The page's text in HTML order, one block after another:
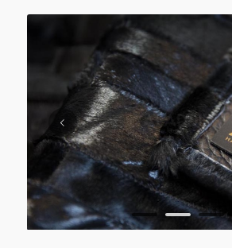
下一頁
1